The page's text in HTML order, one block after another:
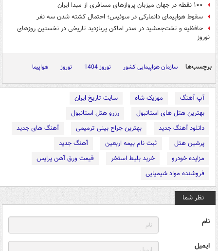
۱۰۰ نقطه در جهان میزبان پروازهای مسافری از مبدا ایران
سقوط هواپیمای دانمارکی در سوئیس؛ احتمال کشته شدن سه نفر
حافظیه و تخت‌جمشید در صدر اماکن پربازدید تاریخی در نخستین روزهای
نوروز
برچسب‌ها سازمان هواپیمایی کشور نوروز 1404 نوروز هواپیما
آپ آهنگ موزیک شاه
سایت تاریخ ایران
بهترین هتل های استانبول
رزرو هتل استانبول
دانلود آهنگ جدید
بهترین جراح بینی ترمیمی
آهنگ های جدید
پرشین هتل
ثبت نام بیمه اربعین
آهنگ جدید
مزایده خودرو
خرید بلیط استخر
قیمت ورق آهن پرایس
فروشنده مواد شیمیایی
نظر شما
نام
ایمیل